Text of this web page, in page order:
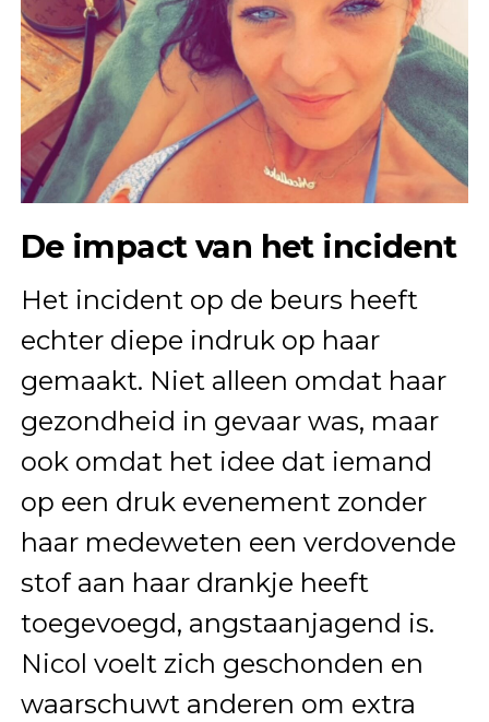
De impact van het incident
Het incident op de beurs heeft
echter diepe indruk op haar
gemaakt. Niet alleen omdat haar
gezondheid in gevaar was, maar
ook omdat het idee dat iemand
op een druk evenement zonder
haar medeweten een verdovende
stof aan haar drankje heeft
toegevoegd, angstaanjagend is.
Nicol voelt zich geschonden en
waarschuwt anderen om extra